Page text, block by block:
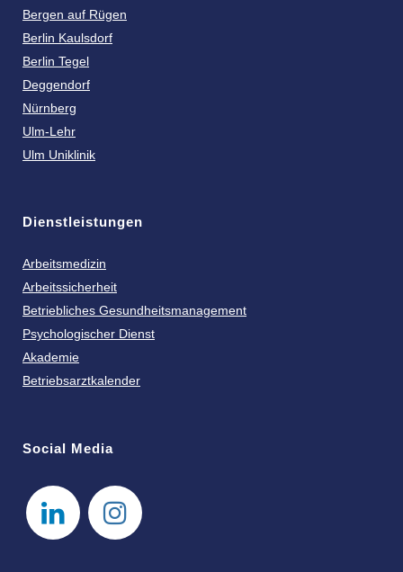
Bergen auf Rügen
Berlin Kaulsdorf
Berlin Tegel
Deggendorf
Nürnberg
Ulm-Lehr
Ulm Uniklinik
Dienstleistungen
Arbeitsmedizin
Arbeitssicherheit
Betriebliches Gesundheitsmanagement
Psychologischer Dienst
Akademie
Betriebsarztkalender
Social Media